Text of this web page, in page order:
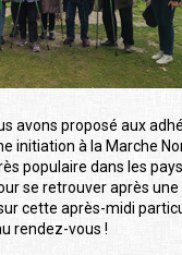
avons proposé aux
initiation à la Marche
populaire dans les
se retrouver après
cette après-midi
rendez-vous !